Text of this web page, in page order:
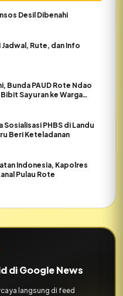
Desil Dibenahi
Rute, dan Info
Bunda PAUD Rote Ndao
Sayuran ke Warga
Sosialisasi PHBS di Landu
Beri Keteladanan
Indonesia, Kapolres
Pulau Rote
di Google News
langsung di feed